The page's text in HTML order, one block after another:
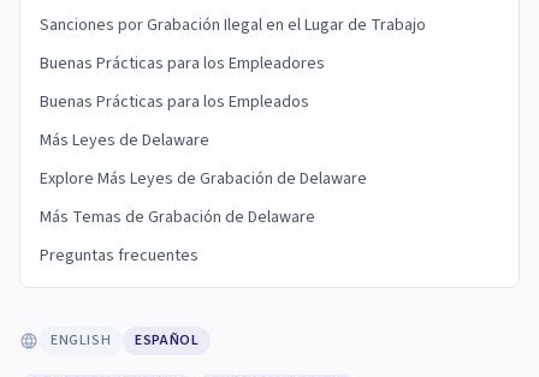
Sanciones por Grabación Ilegal en el Lugar de Trabajo
Buenas Prácticas para los Empleadores
Buenas Prácticas para los Empleados
Más Leyes de Delaware
Explore Más Leyes de Grabación de Delaware
Más Temas de Grabación de Delaware
Preguntas frecuentes
ENGLISH ESPAÑOL